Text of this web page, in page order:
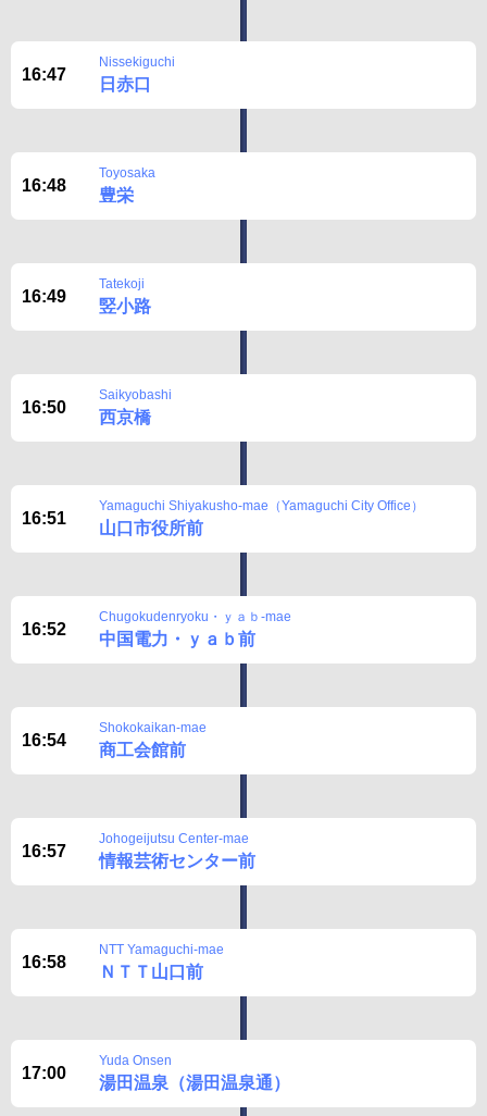
16:47
Nissekiguchi
日赤口
16:48
Toyosaka
豊栄
16:49
Tatekoji
竪小路
16:50
Saikyobashi
西京橋
16:51
Yamaguchi Shiyakusho-mae（Yamaguchi City Office）
山口市役所前
16:52
Chugokudenryoku・ｙａｂ-mae
中国電力・ｙａｂ前
16:54
Shokokaikan-mae
商工会館前
16:57
Johogeijutsu Center-mae
情報芸術センター前
16:58
NTT Yamaguchi-mae
ＮＴＴ山口前
17:00
Yuda Onsen
湯田温泉（湯田温泉通）